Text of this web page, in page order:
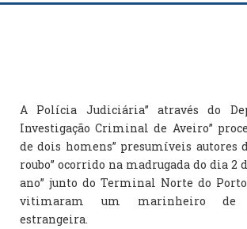
A Polícia Judiciária” através do
Investigação Criminal de Aveiro”
de dois homens” presumíveis autores
roubo” ocorrido na madrugada do dia 2
ano” junto do Terminal Norte do Porto
vitimaram um marinheiro de
estrangeira.